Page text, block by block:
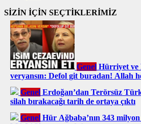
SİZİN İÇİN SEÇTİKLERİMİZ
Genel Hürriyet ve
veryansın: Defol git buradan! Allah
Genel Erdoğan’dan Terörsüz
silah bırakacağı tarih de ortaya çıktı
Genel Hür Ağbaba’nın 343